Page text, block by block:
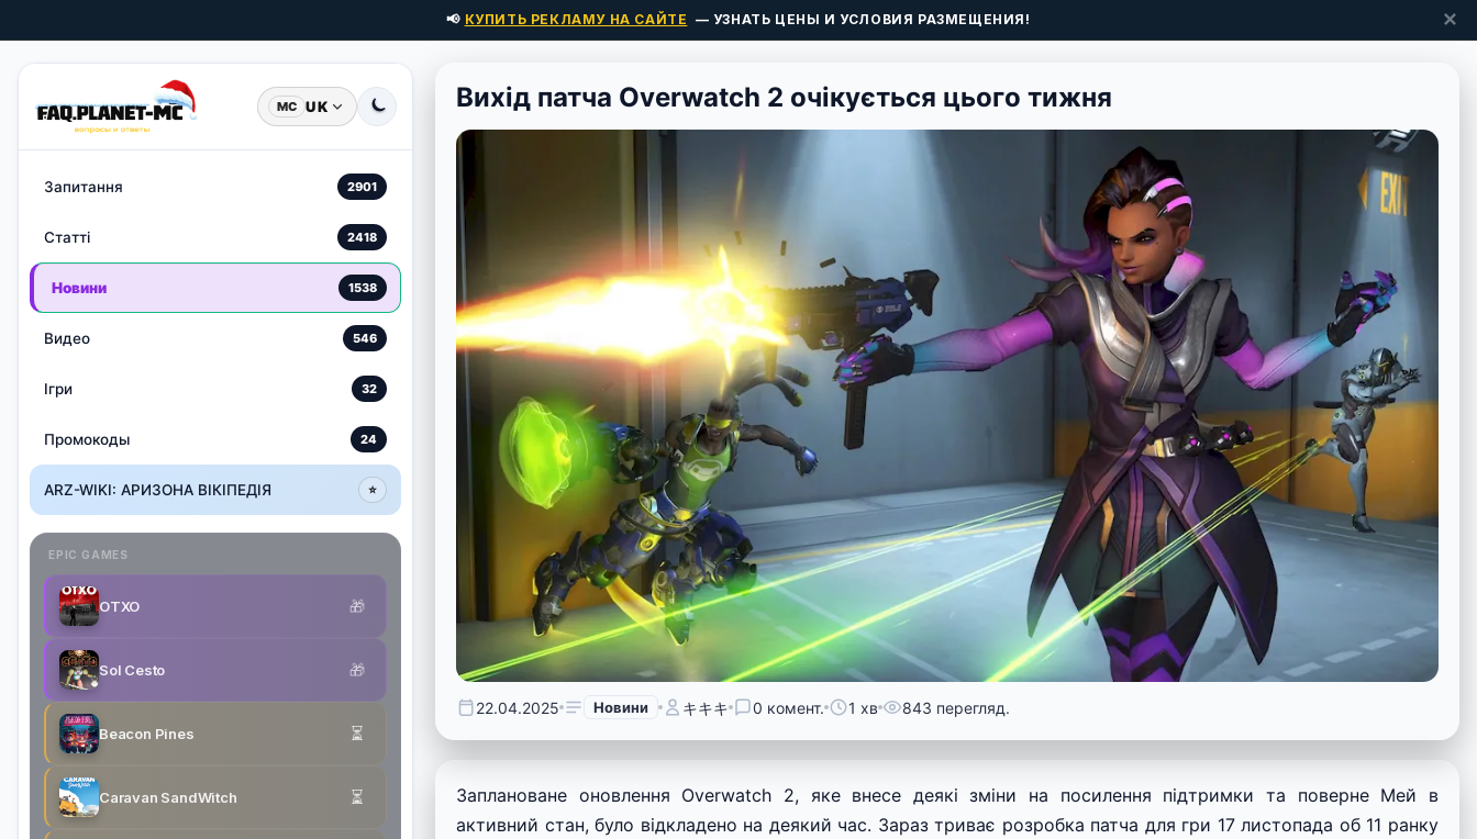
📢 КУПИТЬ РЕКЛАМУ НА САЙТЕ — УЗНАТЬ ЦЕНЫ И УСЛОВИЯ РАЗМЕЩЕНИЯ! ✕
MC UK
Запитання 2901
Статті 2418
Новини 1538
Видео 546
Ігри 32
Промокоды 24
ARZ-WIKI: АРИЗОНА ВІКІПЕДІЯ ⭐
EPIC GAMES
OTXO 🎁
Sol Cesto 🎁
Beacon Pines ⏳
Caravan SandWitch ⏳
Вихід патча Overwatch 2 очікується цього тижня
22.04.2025 Новини キキキ 0 комент. 1 хв 843 перегляд.
Заплановане оновлення Overwatch 2, яке внесе деякі зміни на посилення підтримки та поверне Мей в
активний стан, було відкладено на деякий час. Зараз триває розробка патча для гри 17 листопада об 11 ранку